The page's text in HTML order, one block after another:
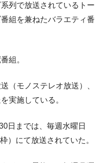
列で放送されているトー
組を兼ねたバラエティ番
組。
（モノステレオ放送）、
実施している。
日までは、毎週水曜日
）にて放送されていた。